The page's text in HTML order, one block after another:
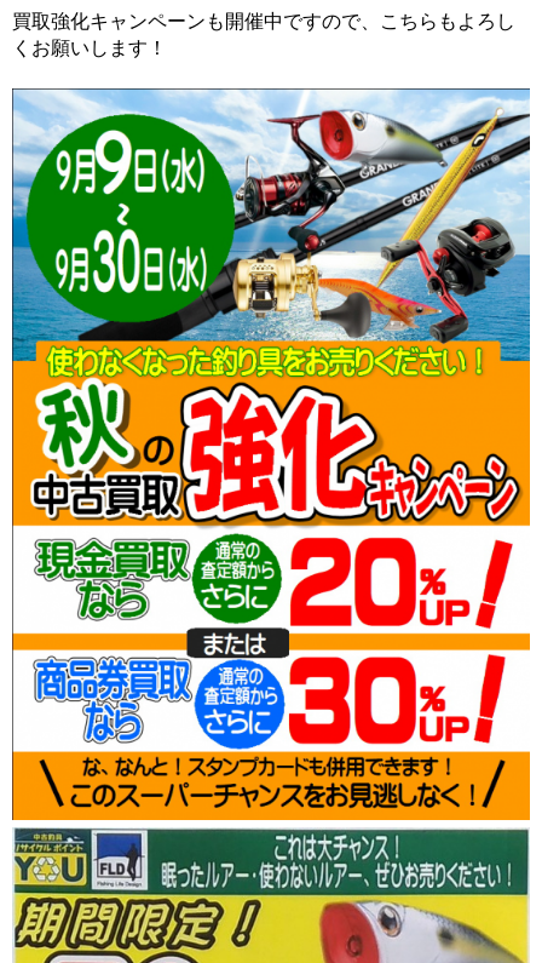
買取強化キャンペーンも開催中ですので、こちらもよろし
くお願いします！